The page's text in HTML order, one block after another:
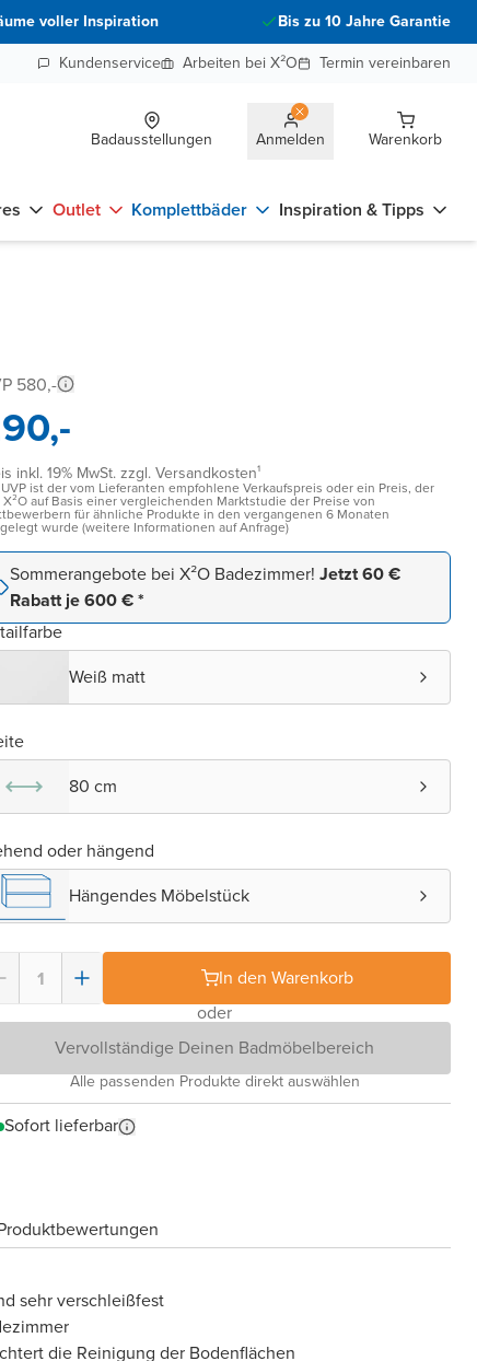
voller Inspiration
Bis zu 10 Jahre Garantie
Kundenservice
Arbeiten bei X²O Termin vereinbaren
Badausstellungen Anmelden Warenkorb
Outlet Komplettbäder Inspiration & Tipps
580,-
inkl. 19% MwSt. zzgl. Versandkosten¹
ist der vom Lieferanten empfohlene Verkaufspreis oder ein Preis, der
auf Basis einer vergleichenden Marktstudie der Preise von
für ähnliche Produkte in den vergangenen 6 Monaten
wurde (weitere Informationen auf Anfrage)
Sommerangebote bei X²O Badezimmer! Jetzt 60 €
Rabatt je 600 € *
Weiß matt
80 cm
oder hängend
Hängendes Möbelstück
In den Warenkorb
oder
Vervollständige Deinen Badmöbelbereich
Alle passenden Produkte direkt auswählen
Sofort lieferbar
sehr verschleißfest
die Reinigung der Bodenflächen